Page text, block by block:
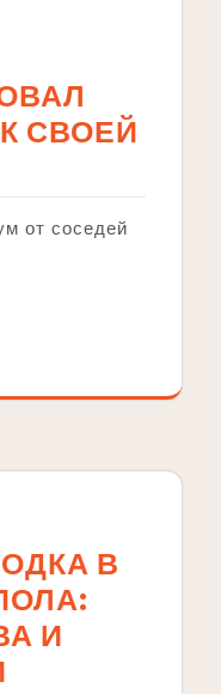
СВОЕЙ
от соседей
В
И